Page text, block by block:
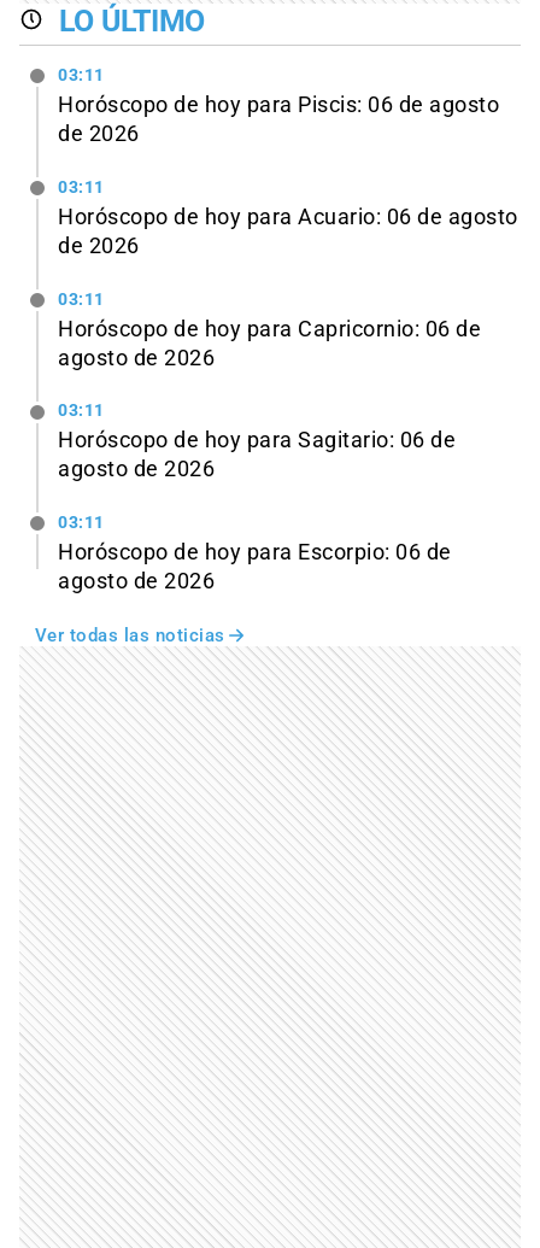
LO ÚLTIMO
03:11
Horóscopo de hoy para Piscis: 06 de agosto
de 2026
03:11
Horóscopo de hoy para Acuario: 06 de agosto
de 2026
03:11
Horóscopo de hoy para Capricornio: 06 de
agosto de 2026
03:11
Horóscopo de hoy para Sagitario: 06 de
agosto de 2026
03:11
Horóscopo de hoy para Escorpio: 06 de
agosto de 2026
Ver todas las noticias